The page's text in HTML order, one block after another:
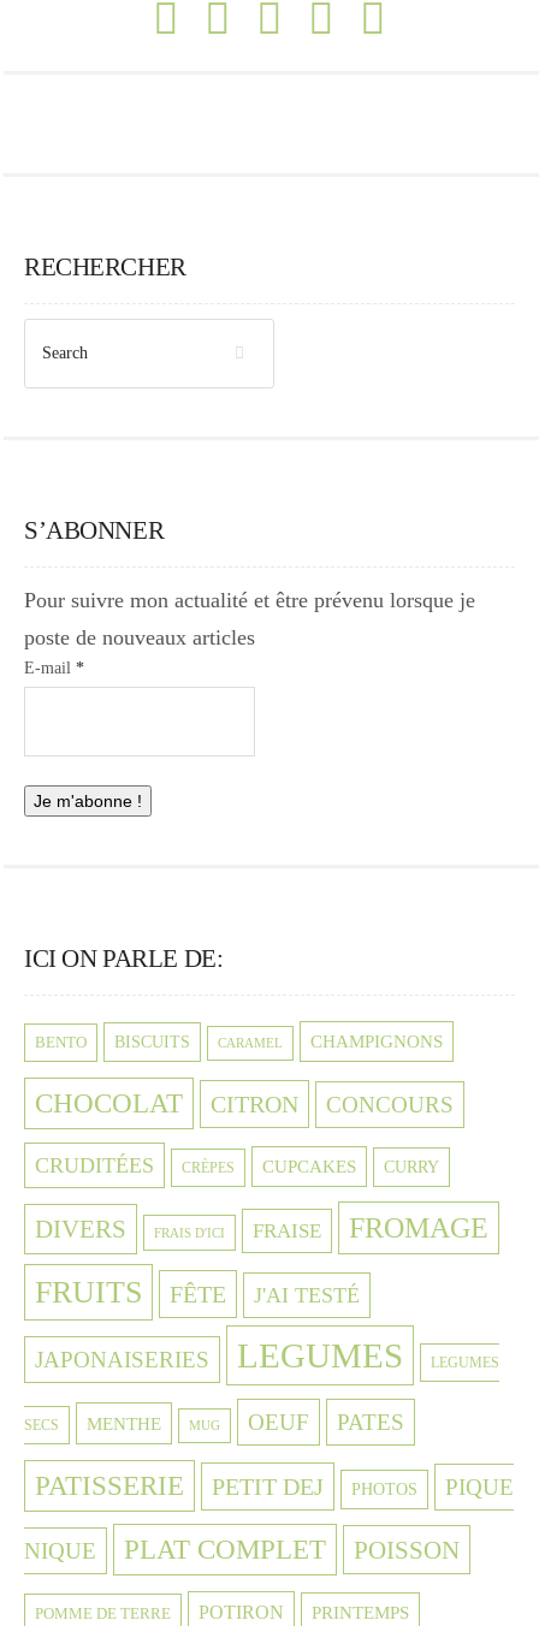
RECHERCHER
S’ABONNER
Pour suivre mon actualité et être prévenu lorsque je
poste de nouveaux articles
E-mail *
ICI ON PARLE DE:
BENTO BISCUITS CARAMEL CHAMPIGNONS
CHOCOLAT CITRON CONCOURS
CRUDITÉES CRÈPES CUPCAKES CURRY
DIVERS FRAIS D'ICI FRAISE FROMAGE
FRUITS FÊTE J'AI TESTÉ
JAPONAISERIES LEGUMES LEGUMES
SECS MENTHE MUG OEUF PATES
PATISSERIE PETIT DEJ PHOTOS PIQUE
NIQUE PLAT COMPLET POISSON
POMME DE TERRE POTIRON PRINTEMPS